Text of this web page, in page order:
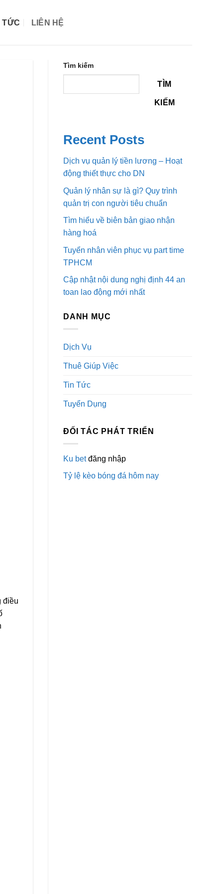
TỨC LIÊN HỆ
điều
Tìm kiếm
TÌM
KIẾM
Recent Posts
Dịch vụ quản lý tiền lương – Hoạt
động thiết thực cho DN
Quản lý nhân sự là gì? Quy trình
quản trị con người tiêu chuẩn
Tìm hiểu về biên bản giao nhận
hàng hoá
Tuyển nhân viên phục vụ part time
TPHCM
Cập nhật nội dung nghị định 44 an
toan lao động mới nhất
DANH MỤC
Dịch Vụ
Thuê Giúp Việc
Tin Tức
Tuyển Dụng
ĐỐI TÁC PHÁT TRIỂN
Ku betđăng nhập
Tỷ lệ kèo bóng đá hôm nay